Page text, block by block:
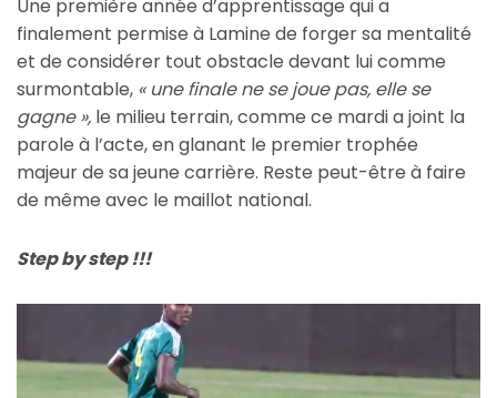
Une première année d’apprentissage qui a
finalement permise à Lamine de forger sa mentalité
et de considérer tout obstacle devant lui comme
surmontable, «une finale ne se joue pas, elle se
gagne », le milieu terrain, comme ce mardi a joint la
parole à l’acte, en glanant le premier trophée
majeur de sa jeune carrière. Reste peut-être à faire
de même avec le maillot national.
Step by step !!!